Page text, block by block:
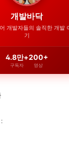
개발바닥
개발자들의 솔직한 개발
기
4.8만+
구독자
200+
영상